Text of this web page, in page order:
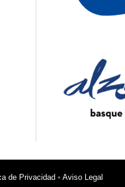
de Privacidad • Aviso Legal